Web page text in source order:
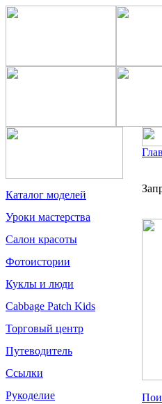
Каталог моделей
Уроки мастерства
Салон красоты
Фотоистории
Куклы и люди
Cabbage Patch Kids
Торговый центр
Путеводитель
Ссылки
Рукоделие